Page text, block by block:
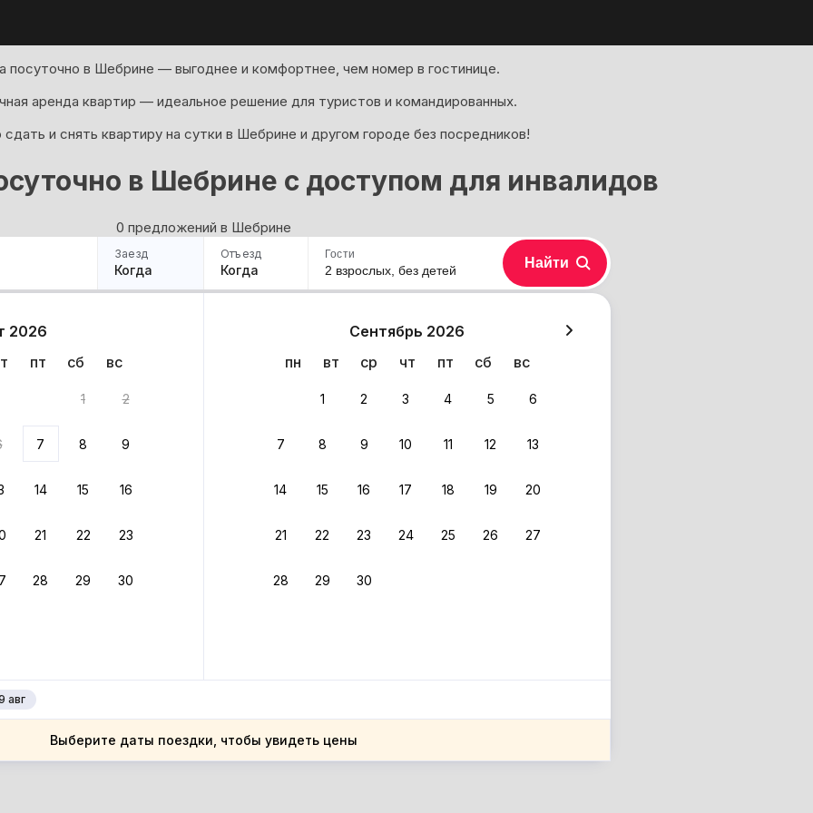
посуточно в Шебрине — выгоднее и комфортнее, чем номер в гостинице.
аренда квартир — идеальное решение для туристов и командированных.
и снять квартиру на сутки в Шебрине и другом городе без посредников!
в Шебрине с доступом для инвалидов
0 предложений в Шебрине
Заезд
Когда
Отъезд
Когда
2026
пт сб вс
1 2
7 8 9
14 15 16
21 22 23
28 29 30
Сентябрь 2026
пн
вт ср чт пт сб вс
1 2 3 4 5 6
7 8 9 10 11 12 13
14 15 16 17 18 19 20
21 22 23 24 25 26 27
28 29 30
авг
Выберите даты поездки, чтобы увидеть цены
Гости
2 взрослых, без детей Найти
вариант из результатов поиска не соответствует заданным фильтрам.
область